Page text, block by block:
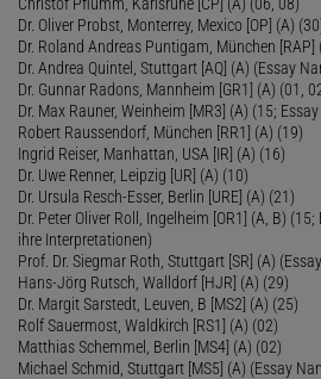
Dr. Oliver Probst, Monterrey, Mexico [OP] (A)
Dr. Roland Andreas Puntigam, München [RAP]
Dr. Andrea Quintel, Stuttgart [AQ] (A) (Essay
Dr. Gunnar Radons, Mannheim [GR1] (A) (01,
Dr. Max Rauner, Weinheim [MR3] (A) (15;
Robert Raussendorf, München [RR1] (A) (19)
Ingrid Reiser, Manhattan, USA [IR] (A) (16)
Dr. Uwe Renner, Leipzig [UR] (A) (10)
Dr. Ursula Resch-Esser, Berlin [URE] (A) (21)
Dr. Peter Oliver Roll, Ingelheim [OR1] (A, B)
ihre Interpretationen)
Prof. Dr. Siegmar Roth, Stuttgart [SR] (A)
Hans-Jörg Rutsch, Walldorf [HJR] (A) (29)
Dr. Margit Sarstedt, Leuven, B [MS2] (A) (25)
Rolf Sauermost, Waldkirch [RS1] (A) (02)
Matthias Schemmel, Berlin [MS4] (A) (02)
Michael Schmid, Stuttgart [MS5] (A) (Essay